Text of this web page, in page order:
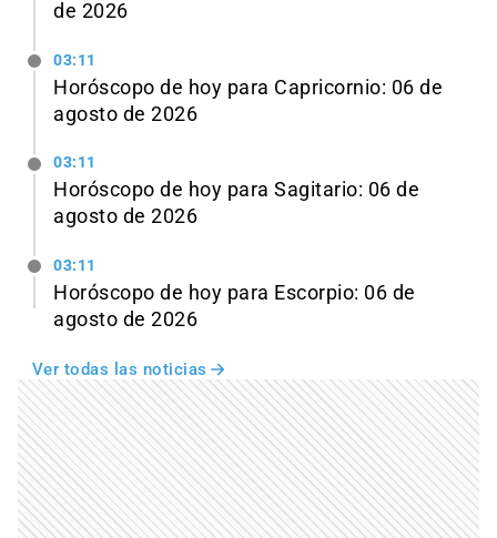
de 2026
03:11
Horóscopo de hoy para Capricornio: 06 de
agosto de 2026
03:11
Horóscopo de hoy para Sagitario: 06 de
agosto de 2026
03:11
Horóscopo de hoy para Escorpio: 06 de
agosto de 2026
Ver todas las noticias